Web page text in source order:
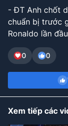
Thể thao
Các môn khác
VIDEO
- ĐT Anh chốt
chuẩn bị trước
Ronaldo lần
0 0
Xem tiếp các